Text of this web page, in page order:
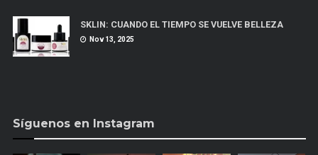
SKLIN: CUANDO EL TIEMPO SE VUELVE BELLEZA
Nov 13, 2025
Síguenos en Instagram